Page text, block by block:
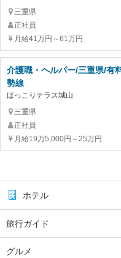
三重県
正社員
月給41万円～61万円
介護職・ヘルパー/三重県/有
勢線
ほっこりテラス城山
三重県
正社員
月給19万5,000円～25万円
ホテル
旅行ガイド
グルメ